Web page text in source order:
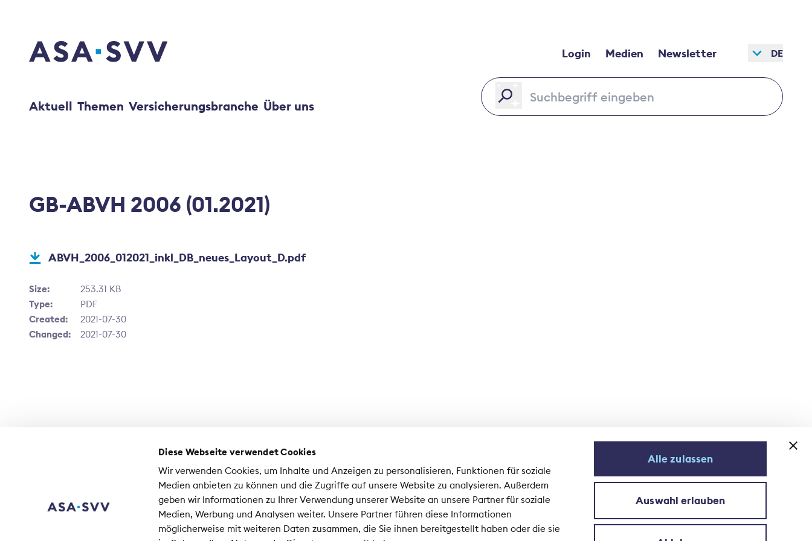
Diese Webseite verwendet Cookies
Wir verwenden Cookies, um Inhalte und Anzeigen zu personalisieren, Funktionen für soziale
Medien anbieten zu können und die Zugriffe auf unsere Website zu analysieren. Außerdem
geben wir Informationen zu Ihrer Verwendung unserer Website an unsere Partner für soziale
Medien, Werbung und Analysen weiter. Unsere Partner führen diese Informationen
möglicherweise mit weiteren Daten zusammen, die Sie ihnen bereitgestellt haben oder die sie
Alle zulassen
Auswahl erlauben
SVV Logo Login Medien Newsletter DE
Aktuell Themen Versicherungsbranche Über uns
GB-ABVH 2006 (01.2021)
ABVH_2006_012021_inkl_DB_neues_Layout_D.pdf
Size:
253.31 KB
Type:
PDF
Created:
2021-07-30
Changed:
2021-07-30
Schweizerischer Versicherungsverband SVV
Conrad-Ferdinand-Meyer-Strasse 14
Newsletter abonnieren